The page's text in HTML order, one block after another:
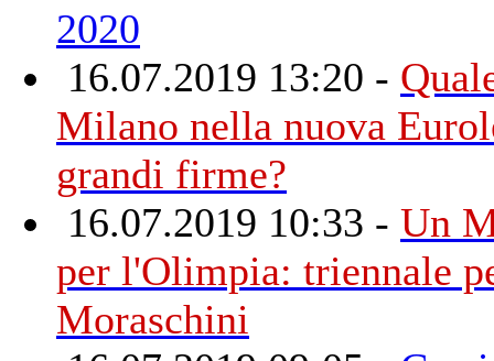
2020
16.07.2019 13:20 -
Milano nella nuova
grandi firme?
16.07.2019 10:33 - Un
per l'Olimpia: triennale
Moraschini